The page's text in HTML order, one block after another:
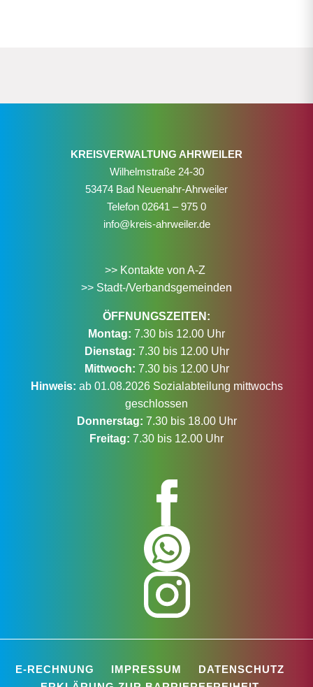
KREISVERWALTUNG AHRWEILER
Wilhelmstraße 24-30
53474 Bad Neuenahr-Ahrweiler
Telefon 02641 – 975 0
info@kreis-ahrweiler.de
>> Kontakte von A-Z
>> Stadt-/Verbandsgemeinden
ÖFFNUNGSZEITEN:
Montag: 7.30 bis 12.00 Uhr
Dienstag: 7.30 bis 12.00 Uhr
Mittwoch: 7.30 bis 12.00 Uhr
Hinweis: ab 01.08.2026 Sozialabteilung mittwochs
geschlossen
Donnerstag: 7.30 bis 18.00 Uhr
Freitag: 7.30 bis 12.00 Uhr
E-RECHNUNG IMPRESSUM
DATENSCHUTZ